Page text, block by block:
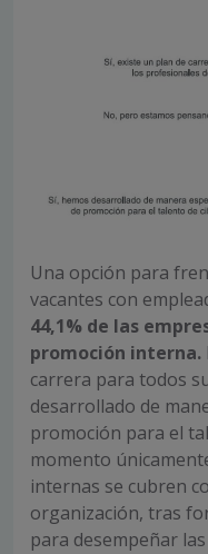
Una opción para
vacantes con
44,1% de las
promoción interna.
carrera para todos
desarrollado de
promoción para el
momento
internas se cubren
organización, tras
para desempeñar